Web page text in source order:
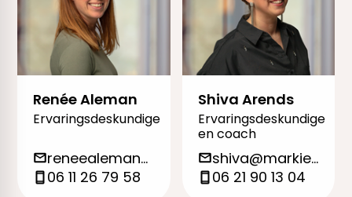
Renée Aleman
Ervaringsdeskundige
reneealeman@markieza.org
06 11 26 79 58
Shiva Arends
Ervaringsdeskundige
en coach
shiva@markieza.org
06 21 90 13 04